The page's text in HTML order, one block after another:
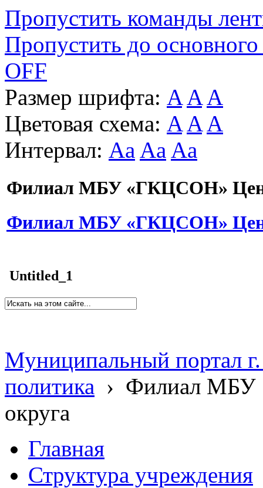
Пропустить команды
Пропустить до основного
OFF
Размер шрифта: A A A
Цветовая схема: A A A
Интервал: Aa Aa Aa
Филиал МБУ «ГКЦСОН»
Филиал МБУ «ГКЦСОН»
Untitled_1
Муниципальный портал
политика › Филиал МБУ
округа
Главная
Структура учреждения